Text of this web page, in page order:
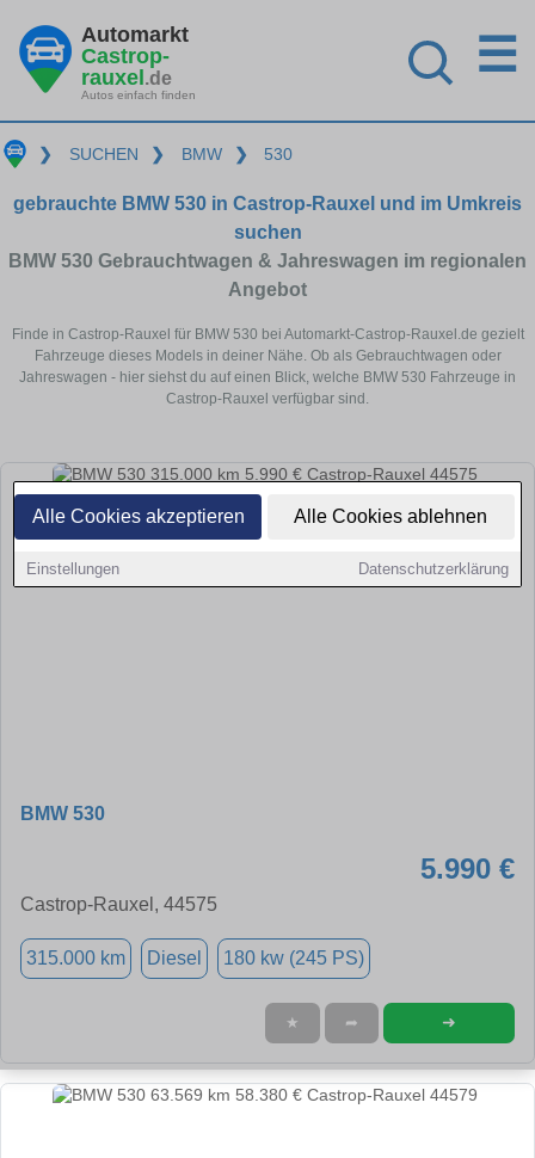
Alle Cookies akzeptieren Alle Cookies ablehnen
Einstellungen Datenschutzerklärung
Automarkt
Castrop-
rauxel .de
Autos einfach finden
☰
❯ SUCHEN ❯ BMW ❯ 530
gebrauchte BMW 530 in Castrop-Rauxel und im Umkreis
suchen
BMW 530 Gebrauchtwagen & Jahreswagen im regionalen
Angebot
Finde in Castrop-Rauxel für BMW 530 bei Automarkt-Castrop-Rauxel.de gezielt
Fahrzeuge dieses Models in deiner Nähe. Ob als Gebrauchtwagen oder
Jahreswagen - hier siehst du auf einen Blick, welche BMW 530 Fahrzeuge in
Castrop-Rauxel verfügbar sind.
BMW 530
5.990 €
Castrop-Rauxel, 44575
315.000 km Diesel 180 kw (245 PS)
★ ➦ ➜